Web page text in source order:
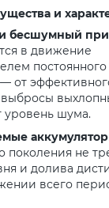
и
бесшумный
в движение
постоянного
от
шума.
поколения не
и долива
всего